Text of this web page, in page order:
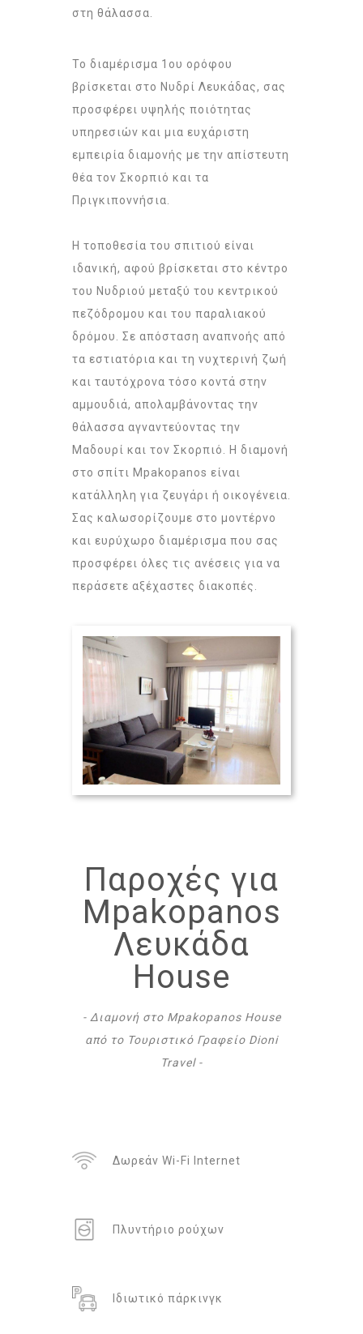
στη θάλασσα.
Το διαμέρισμα 1ου ορόφου
βρίσκεται στο Νυδρί Λευκάδας, σας
προσφέρει υψηλής ποιότητας
υπηρεσιών και μια ευχάριστη
εμπειρία διαμονής με την απίστευτη
θέα τον Σκορπιό και τα
Πριγκιποννήσια.
Η τοποθεσία του σπιτιού είναι
ιδανική, αφού βρίσκεται στο κέντρο
του Νυδριού μεταξύ του κεντρικού
πεζόδρομου και του παραλιακού
δρόμου. Σε απόσταση αναπνοής από
τα εστιατόρια και τη νυχτερινή ζωή
και ταυτόχρονα τόσο κοντά στην
αμμουδιά, απολαμβάνοντας την
θάλασσα αγναντεύοντας την
Μαδουρί και τον Σκορπιό. Η διαμονή
στο σπίτι Mpakopanos είναι
κατάλληλη για ζευγάρι ή οικογένεια.
Σας καλωσορίζουμε στο μοντέρνο
και ευρύχωρο διαμέρισμα που σας
προσφέρει όλες τις ανέσεις για να
περάσετε αξέχαστες διακοπές.
Παροχές για
Mpakopanos
Λευκάδα
House
- Διαμονή στο Mpakopanos House
από το Τουριστικό Γραφείο Dioni
Travel -
Δωρεάν Wi-Fi Internet
Πλυντήριο ρούχων
Ιδιωτικό πάρκινγκ